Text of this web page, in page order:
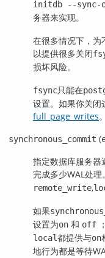
initdb --sync-
务器来实现。
在很多情况下，为
以提供很多关闭
损坏风险。
fsync只能在
设置。如果你关闭
full_page_writes。
synchronous_commit (
指定数据库服务器
完成多少WAL处
remote_write,
如果
设置为on 和 off ；
local都提供与on
地行为都是等待